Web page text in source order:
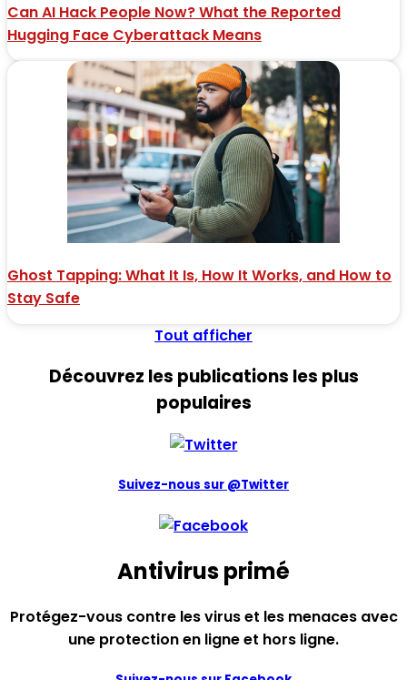
Can AI Hack People Now? What the Reported
Hugging Face Cyberattack Means
Ghost Tapping: What It Is, How It Works, and How to
Stay Safe
Tout afficher
Découvrez les publications les plus
populaires
Suivez-nous sur @Twitter
Antivirus primé
Protégez-vous contre les virus et les menaces avec
une protection en ligne et hors ligne.